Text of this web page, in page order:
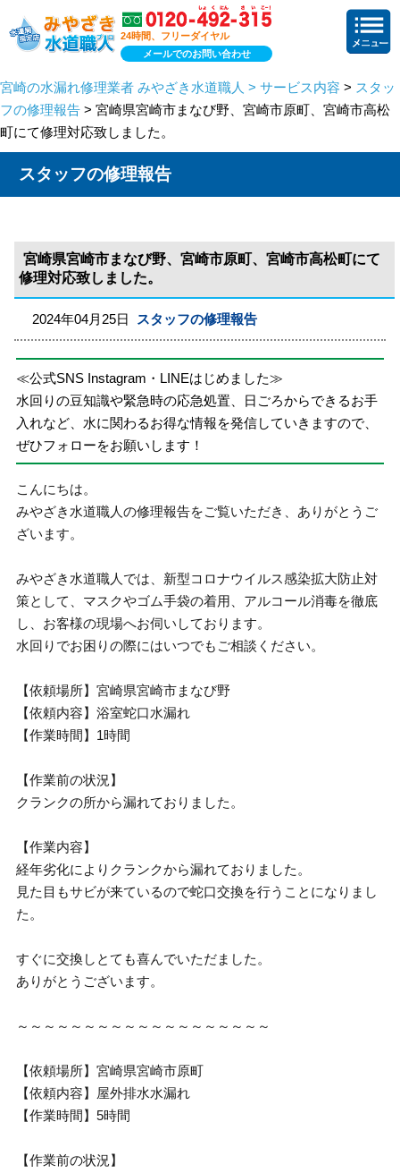
24時間、フリーダイヤル
メールでのお問い合わせ
宮崎の水漏れ修理業者 みやざき水道職人 > サービス内容 > スタッ
フの修理報告 > 宮崎県宮崎市まなび野、宮崎市原町、宮崎市高松
町にて修理対応致しました。
スタッフの修理報告
宮崎県宮崎市まなび野、宮崎市原町、宮崎市高松町にて
修理対応致しました。
2024年04月25日 スタッフの修理報告
≪公式SNS Instagram・LINEはじめました≫
水回りの豆知識や緊急時の応急処置、日ごろからできるお手
入れなど、水に関わるお得な情報を発信していきますので、
ぜひフォローをお願いします！
こんにちは。
みやざき水道職人の修理報告をご覧いただき、ありがとうご
ざいます。
みやざき水道職人では、新型コロナウイルス感染拡大防止対
策として、マスクやゴム手袋の着用、アルコール消毒を徹底
し、お客様の現場へお伺いしております。
水回りでお困りの際にはいつでもご相談ください。
【依頼場所】宮崎県宮崎市まなび野
【依頼内容】浴室蛇口水漏れ
【作業時間】1時間
【作業前の状況】
クランクの所から漏れておりました。
【作業内容】
経年劣化によりクランクから漏れておりました。
見た目もサビが来ているので蛇口交換を行うことになりまし
た。
すぐに交換しとても喜んでいただました。
ありがとうございます。
～～～～～～～～～～～～～～～～～～～
【依頼場所】宮崎県宮崎市原町
【依頼内容】屋外排水水漏れ
【作業時間】5時間
【作業前の状況】